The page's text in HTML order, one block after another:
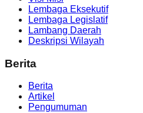
Lembaga Eksekutif
Lembaga Legislatif
Lambang Daerah
Deskripsi Wilayah
Berita
Berita
Artikel
Pengumuman